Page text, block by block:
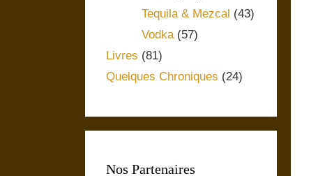
Tequila & Mezcal (43)
Vodka (57)
Livres (81)
Quelques Chroniques (24)
Nos Partenaires